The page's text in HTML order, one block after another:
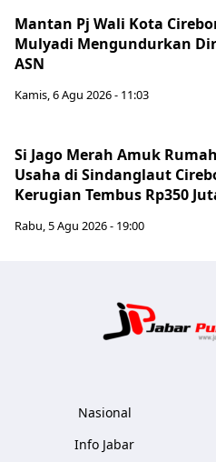
Mantan Pj Wali Kota
Mulyadi Mengundurkan
ASN
Kamis, 6 Agu 2026 - 11:03
Si Jago Merah Amuk
Usaha di Sindanglaut
Kerugian Tembus Rp350
Rabu, 5 Agu 2026 - 19:00
Nasional
Info Jabar